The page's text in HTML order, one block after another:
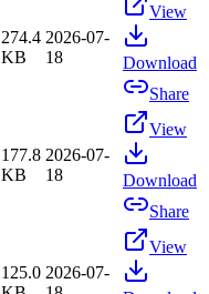
274.4
KB
2026-07-
18
View
Download
Share
177.8
KB
2026-07-
18
View
Download
Share
125.0 2026-07-
View